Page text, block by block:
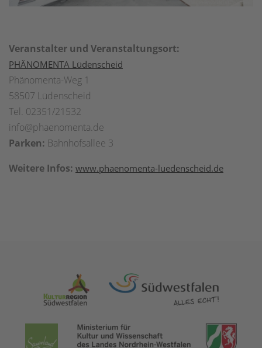
Veranstalter und Veranstaltungsort:
PHÄNOMENTA Lüdenscheid
Phänomenta-Weg 1
58507 Lüdenscheid
Tel. 02351/21532
info@phaenomenta.de
Parken: Bahnhofsallee 3
Weitere Infos: www.phaenomenta-luedenscheid.de